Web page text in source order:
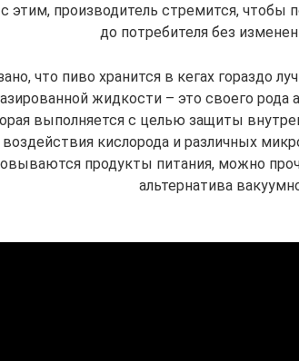
этим, производитель стремится, чтобы
до потребителя без
что пиво хранится в кегах гораздо
жидкости – это своего
выполняется с целью защиты
воздействия кислорода и различных
продукты питания, можно
альтернатива